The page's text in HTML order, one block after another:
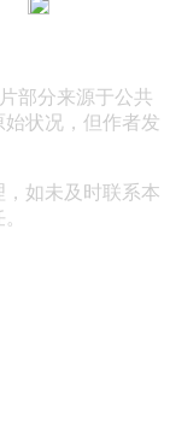
部分来源于公共
状况，但作者发
如未及时联系本